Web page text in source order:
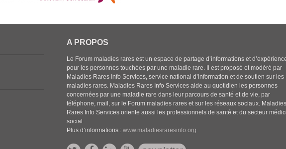
A PROPOS
Le Forum maladies rares est un espace de partage d’informations et
pour les personnes touchées par une maladie rare. Il est proposé et modéré par
Maladies Rares Info Services, service national d’information et de soutien sur les
maladies rares. Maladies Rares Info Services aide au quotidien les personnes
concernées par une maladie rare dans leur parcours de santé et de vie, par
téléphone, mail, sur le Forum maladies rares et sur les réseaux sociaux. Maladies
Rares Info Services oriente aussi les professionnels de santé et du secteur
social.
Plus d’informations :www.maladiesraresinfo.org